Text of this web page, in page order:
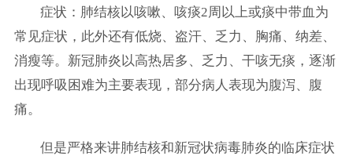
症状：肺结核以咳嗽、咳痰2周以上或痰中带血为
常见症状，此外还有低烧、盗汗、乏力、胸痛、纳差、
消瘦等。新冠肺炎以高热居多、乏力、干咳无痰，逐渐
出现呼吸困难为主要表现，部分病人表现为腹泻、腹
痛。
但是严格来讲肺结核和新冠状病毒肺炎的临床症状